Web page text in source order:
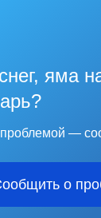
яма
проблемой —
о